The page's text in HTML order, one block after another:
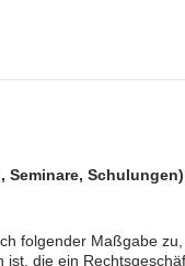
folgender Maßgabe zu,
ist, die ein